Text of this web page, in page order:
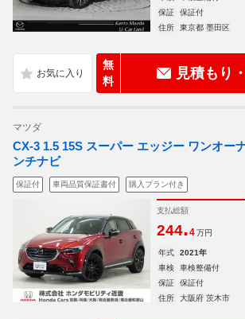
保証
保証付
住所
東京都 墨田区
無
料
見積もり
マツダ
CX-3 1.5 15S スーパー エッジー ワンオ
ンチナビ
保証付 車両品質保証書付 購入プラン付き
支払総額
244.4 万円
年式 2021年
車検
車検整備付
保証
保証付
住所
大阪府 茨木市